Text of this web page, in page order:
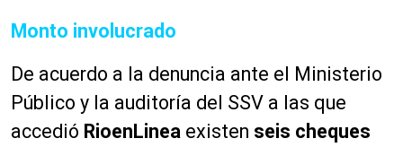
Monto involucrado
De acuerdo a la denuncia ante el Ministerio
Público y la auditoría del SSV a las que
accedió RioenLinea existen seis cheques